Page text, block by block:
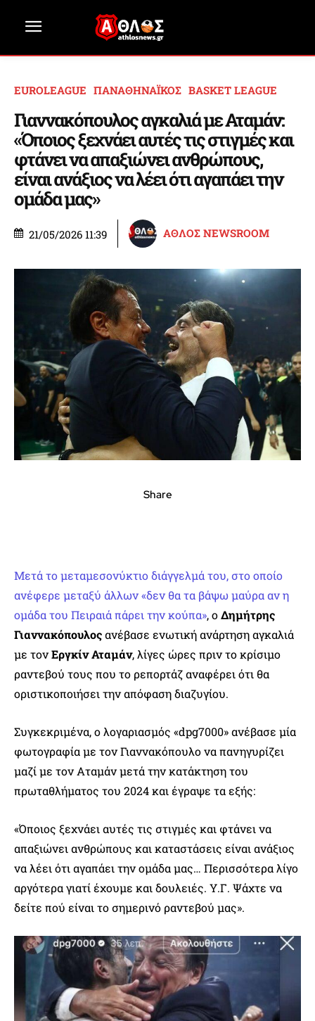
EUROLEAGUE ΠΑΝΑΘΗΝΑΪΚΟΣ BASKET LEAGUE
Γιαννακόπουλος αγκαλιά με Αταμάν:
«Όποιος ξεχνάει αυτές τις στιγμές και
φτάνει να απαξιώνει ανθρώπους,
είναι ανάξιος να λέει ότι αγαπάει την
ομάδα μας»
21/05/2026 11:39 ΑΘΛΟΣ NEWSROOM
Share
Μετά το μεταμεσονύκτιο διάγγελμά του, στο οποίο
ανέφερε μεταξύ άλλων «δεν θα τα βάψω μαύρα αν η
ομάδα του Πειραιά πάρει την κούπα», οΔημήτρης
Γιαννακόπουλοςανέβασε ενωτική ανάρτηση αγκαλιά
με τονΕργκίν Αταμάν, λίγες ώρες πριν το κρίσιμο
ραντεβού τους που το ρεπορτάζ αναφέρει ότι θα
οριστικοποιήσει την απόφαση διαζυγίου.
Συγκεκριμένα, ο λογαριασμός «dpg7000» ανέβασε μία
φωτογραφία με τον Γιαννακόπουλο να πανηγυρίζει
μαζί με τον Αταμάν μετά την κατάκτηση του
πρωταθλήματος του 2024 και έγραψε τα εξής:
«Όποιος ξεχνάει αυτές τις στιγμές και φτάνει να
απαξιώνει ανθρώπους και καταστάσεις είναι ανάξιος
να λέει ότι αγαπάει την ομάδα μας… Περισσότερα λίγο
αργότερα γιατί έχουμε και δουλειές. Υ.Γ. Ψάχτε να
δείτε πού είναι το σημερινό ραντεβού μας».